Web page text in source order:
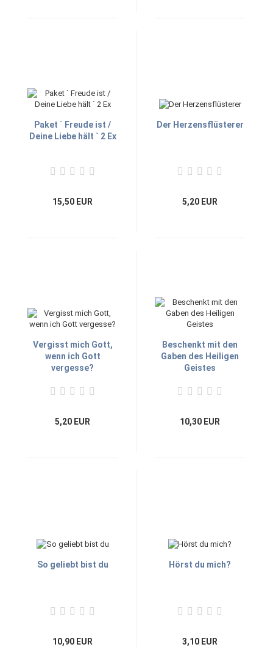
Paket ` Freude ist /
Deine Liebe hält ` 2 Ex
15,50 EUR
Der Herzensflüsterer
5,20 EUR
Vergisst mich Gott,
wenn ich Gott
vergesse?
5,20 EUR
Beschenkt mit den
Gaben des Heiligen
Geistes
10,30 EUR
So geliebt bist du
10,90 EUR
Hörst du mich?
3,10 EUR